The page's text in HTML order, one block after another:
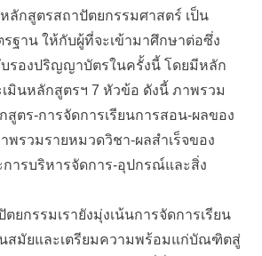
ลักสูตรสถาปัตยกรรมศาสตร์ เป็น
ฐาน ให้กับผู้ที่จะเข้ามาศึกษาต่อซึ่ง
บรองปริญญาบัตรในครั้งนี้ โดยมีหลัก
มินหลักสูตรฯ 7 หัวข้อ ดังนี้ ภาพรวม
สูตร-การจัดการเรียนการสอน-ผลของ
พรวมรายหมวดวิชา-ผลสำเร็จของ
ารบริหารจัดการ-อุปกรณ์และสิ่ง
กรรมเรายังมุ่งเน้นการจัดการเรียน
สมัยและเตรียมความพร้อมแก่บัณฑิตสู่